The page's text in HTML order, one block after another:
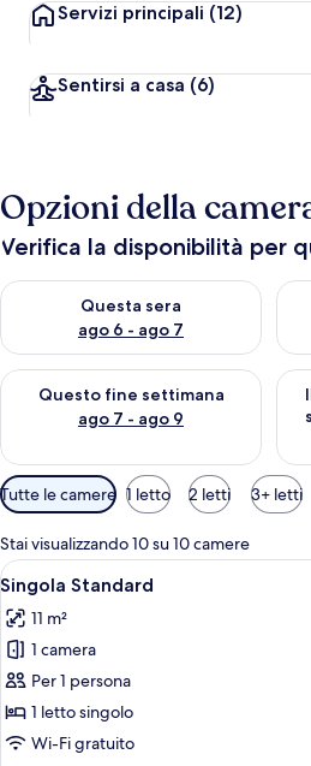
Servizi principali (12)
Sentirsi a casa (6)
Opzioni della
Verifica la disponibilità per
Questa sera
ago 6 - ago 7
Verifica la disponibilità per questa
Questo fine settimana
ago 7 - ago 9
Verifica la disponibilità per questo
Filtri
disponibili
per
le
camere
Tutte le camere 1 letto 2 letti 3+ letti
Stai visualizzando 10 su 10 camere
Apri
tutte
le
foto
per
Singola
Standard
Una
4
Singola Standard
11 m²
1 camera
Per 1 persona
1 letto singolo
Wi-Fi gratuito